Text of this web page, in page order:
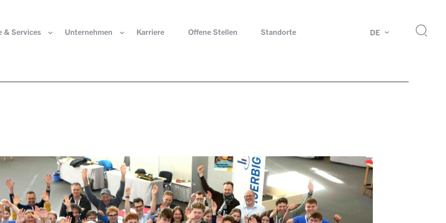
& Services
Aktuatorik für Türen, Klappen und Chassis
Lösungen für hochpräzise Bewegung und
Positionierung
Industrien – unsere Kernmärkte
Unternehmen
Herkunft
Karriere Offene Stellen Standorte DE